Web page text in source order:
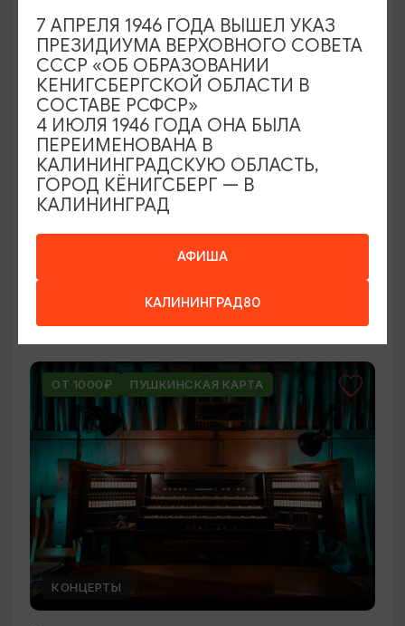
ВЫСТАВКИ
Оставленный багаж
Светлогорск, Арт-пространство «Янтарь-холл»
ОТ 1000₽ ПУШКИНСКАЯ КАРТА
КОНЦЕРТЫ
АФИША
КАЛИНИНГРАД80
7 АПРЕЛЯ 1946 ГОДА ВЫШЕЛ УКАЗ
ПРЕЗИДИУМА ВЕРХОВНОГО СОВЕТА
СССР «ОБ ОБРАЗОВАНИИ
КЕНИГСБЕРГСКОЙ ОБЛАСТИ В
СОСТАВЕ РСФСР»
4 ИЮЛЯ 1946 ГОДА ОНА БЫЛА
ПЕРЕИМЕНОВАНА В
КАЛИНИНГРАДСКУЮ ОБЛАСТЬ,
ГОРОД КЁНИГСБЕРГ — В
КАЛИНИНГРАД